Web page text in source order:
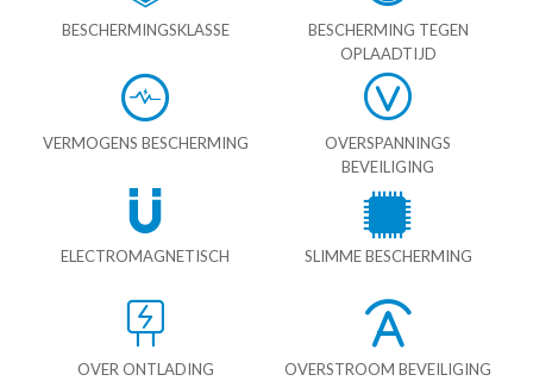
BESCHERMINGSKLASSE
BESCHERMING TEGEN
OPLAADTIJD
VERMOGENS BESCHERMING
OVERSPANNINGS
BEVEILIGING
ELECTROMAGNETISCH SLIMME BESCHERMING
OVER ONTLADING
OVERSTROOM BEVEILIGING